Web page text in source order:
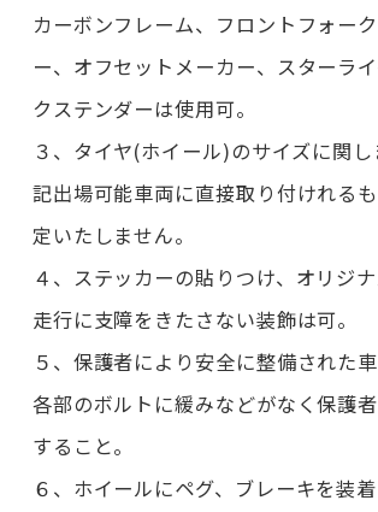
カーボンフレーム、フロントフォー
ー、オフセットメーカー、スターラ
クステンダーは使用可。
３、タイヤ(ホイール)のサイズに関
記出場可能車両に直接取り付けれる
定いたしません。
４、ステッカーの貼りつけ、オリジ
走行に支障をきたさない装飾は可。
５、保護者により安全に整備された
各部のボルトに緩みなどがなく保護
すること。
６、ホイールにペグ、ブレーキを装